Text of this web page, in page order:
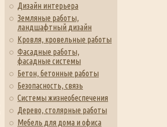
Дизайн интерьера
Земляные работы,
ландшафтный дизайн
Кровля, кровельные работы
Фасадные работы,
фасадные системы
Бетон, бетонные работы
Безопасность, связь
Системы жизнеобеспечения
Дерево, столярные работы
Мебель для дома и офиса